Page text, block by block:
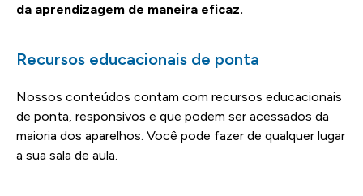
da aprendizagem de maneira eficaz.
Recursos educacionais de ponta
Nossos conteúdos contam com recursos educacionais
de ponta, responsivos e que podem ser acessados da
maioria dos aparelhos. Você pode fazer de qualquer lugar
a sua sala de aula.